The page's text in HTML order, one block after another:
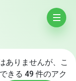
ありませんが、こ
きる 49 件のアク